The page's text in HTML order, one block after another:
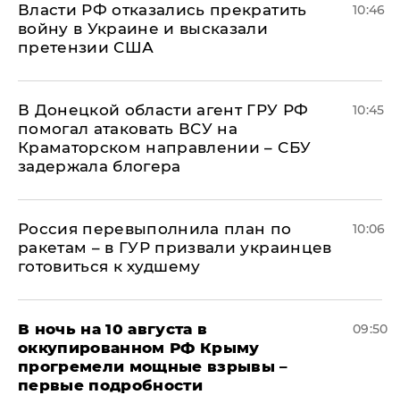
Власти РФ отказались прекратить
войну в Украине и высказали
претензии США
10:46
В Донецкой области агент ГРУ РФ
помогал атаковать ВСУ на
Краматорском направлении – СБУ
задержала блогера
10:45
Россия перевыполнила план по
ракетам – в ГУР призвали украинцев
готовиться к худшему
10:06
В ночь на 10 августа в
оккупированном РФ Крыму
прогремели мощные взрывы –
первые подробности
09:50